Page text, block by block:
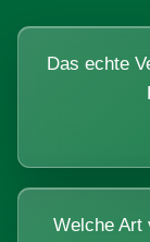
Das echte
Welche Art